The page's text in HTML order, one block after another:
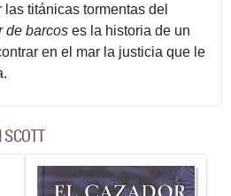
titánicas tormentas del
de barcos es la historia de un
en el mar la justicia que le